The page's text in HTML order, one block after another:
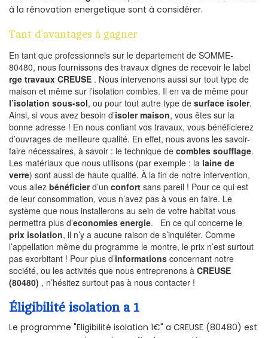
à la rénovation energetique sont à considérer.
Tant d’avantages à gagner
En tant que professionnels sur le departement de SOMME-
80480, nous fournissons des travaux dignes de recevoir le label
rge travaux CREUSE . Nous intervenons aussi sur tout type de
maison et même sur l’isolation combles. Il en va de même pour
l’isolation sous-sol, ou pour tout autre type de surface isoler.
Ainsi, si vous avez besoin d’isoler maison, vous êtes sur la
bonne adresse ! En nous confiant vos travaux, vous bénéficierez
d’ouvrages de meilleure qualité. En effet, nous avons les savoir-
faire nécessaires, à savoir : le technique de combles soufflage.
Les matériaux que nous utilisons (par exemple : la laine de
verre) sont aussi de haute qualité. À la fin de notre intervention,
vous allez bénéficierd’un confort sans pareil ! Pour ce qui est
de leur consommation, vous n’avez pas à vous en faire. Le
système que nous installerons au sein de votre habitat vous
permettra plus d’economies energie. En ce qui concerne le
prix isolation, il n’y a aucune raison de s’inquiéter. Comme
l’appellation même du programme le montre, le prix n’est surtout
pas exorbitant ! Pour plus d’informations concernant notre
société, ou les activités que nous entreprenons à CREUSE
(80480) , n’hésitez surtout pas à nous contacter !
Éligibilité isolation a 1
Le programme "Eligibilité isolation 1€" a CREUSE (80480) est